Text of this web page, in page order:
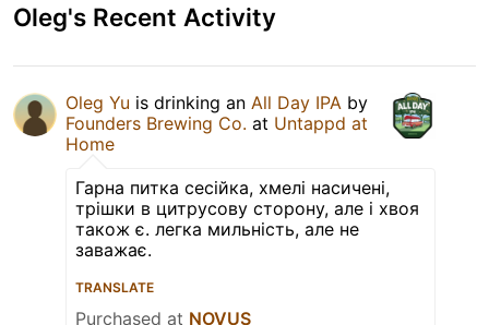
Oleg's Recent Activity
Oleg Yu is drinking an All Day IPA by
Founders Brewing Co. at Untappd at
Home
Гарна питка сесійка, хмелі насичені,
трішки в цитрусову сторону, але і хвоя
також є. легка мильність, але не
заважає.
TRANSLATE
Purchased at NOVUS